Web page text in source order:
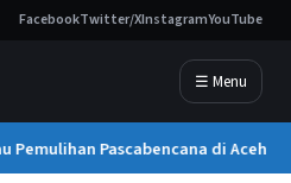
FacebookTwitter/XInstagramYouTube
☰ Menu
Pemulihan Pascabencana di Aceh